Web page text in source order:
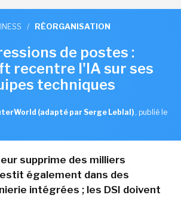
/ RÉORGANISATION
de postes :
recentre l'IA sur ses
techniques
(adapté par Serge Leblal) , publié le
supprime des milliers
également dans des
intégrées ; les DSI doivent